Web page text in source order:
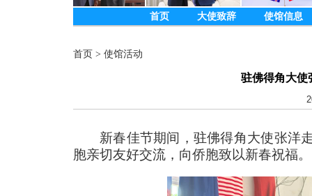
首页 大使致辞 使馆信息
首页 > 使馆活动
驻佛得角大使
新春佳节期间，驻佛得角大使张洋
胞亲切友好交流，向侨胞致以新春祝福。